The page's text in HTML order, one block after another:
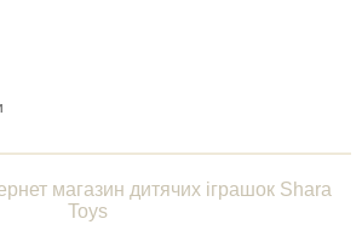
магазин дитячих іграшок Shara
Toys